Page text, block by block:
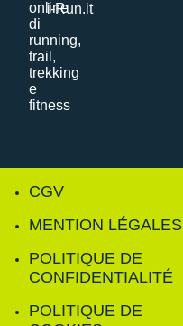
i-Run.it
CGV
MENTION LÉGALES
POLITIQUE DE
CONFIDENTIALITÉ
POLITIQUE DE